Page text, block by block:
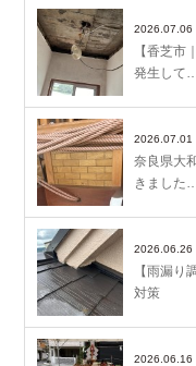
2026.07.06
【香芝市
発生して…
2026.07.01
奈良県大
きました…
2026.06.26
【雨漏り
対策
2026.06.16